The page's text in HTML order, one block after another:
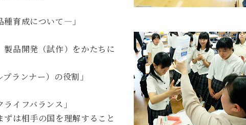
育成について―」
品開発（試作）をかたちに
ランナー）の役割」
イフバランス」
は相手の国を理解すること